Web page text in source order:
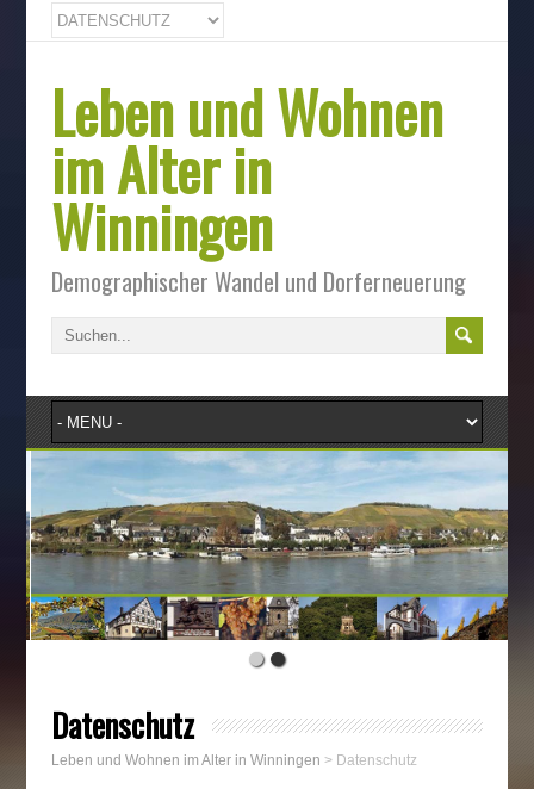
Leben und Wohnen
im Alter in
Winningen
Demographischer Wandel und Dorferneuerung
Datenschutz
Leben und Wohnen im Alter in Winningen > Datenschutz